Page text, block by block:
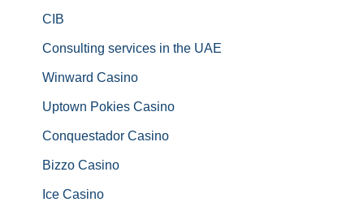
CIB
Consulting services in the UAE
Winward Casino
Uptown Pokies Casino
Conquestador Casino
Bizzo Casino
Ice Casino